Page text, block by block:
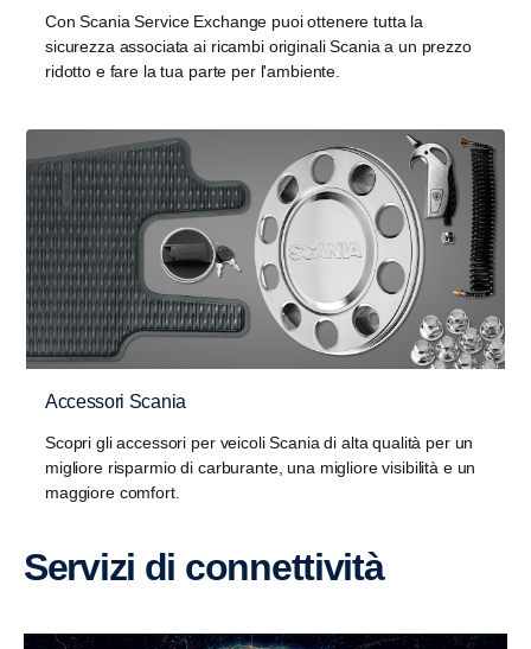
Con Scania Service Exchange puoi ottenere tutta la
sicurezza associata ai ricambi originali Scania a un prezzo
ridotto e fare la tua parte per l'ambiente.
Accessori Scania
Scopri gli accessori per veicoli Scania di alta qualità per un
migliore risparmio di carburante, una migliore visibilità e un
maggiore comfort.
Servizi di connettività